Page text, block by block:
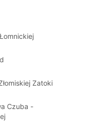
Zatoki
Czuba -